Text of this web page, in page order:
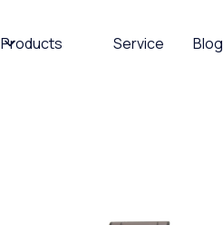
Products Service Blog